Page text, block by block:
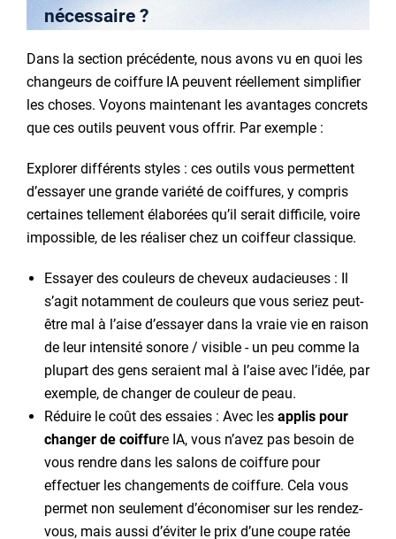
nécessaire ?
Dans la section précédente, nous avons vu en quoi les
changeurs de coiffure IA peuvent réellement simplifier
les choses. Voyons maintenant les avantages concrets
que ces outils peuvent vous offrir. Par exemple :
Explorer différents styles : ces outils vous permettent
d’essayer une grande variété de coiffures, y compris
certaines tellement élaborées qu’il serait difficile, voire
impossible, de les réaliser chez un coiffeur classique.
Essayer des couleurs de cheveux audacieuses : Il
s’agit notamment de couleurs que vous seriez peut-
être mal à l’aise d’essayer dans la vraie vie en raison
de leur intensité sonore / visible - un peu comme la
plupart des gens seraient mal à l’aise avec l’idée, par
exemple, de changer de couleur de peau.
Réduire le coût des essaies : Avec les applis pour
changer de coiffure IA, vous n’avez pas besoin de
vous rendre dans les salons de coiffure pour
effectuer les changements de coiffure. Cela vous
permet non seulement d’économiser sur les rendez-
vous, mais aussi d’éviter le prix d’une coupe ratée